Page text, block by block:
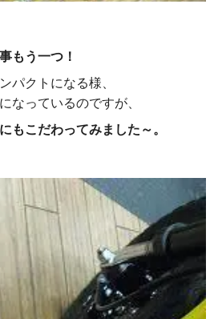
もう一つ！
パクトになる様、
なっているのですが、
もこだわってみました～。